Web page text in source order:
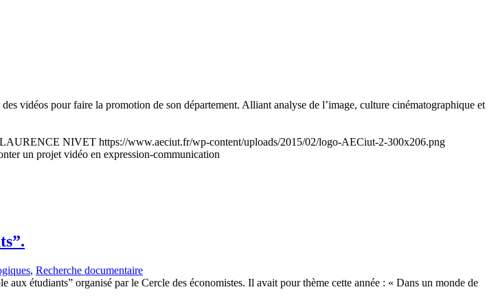
vidéos pour faire la promotion de son département. Alliant analyse de l’image, culture cinématographique et
LAURENCE NIVET https://www.aeciut.fr/wp-content/uploads/2015/02/logo-AECiut-2-300x206.png
un projet vidéo en expression-communication
, Recherche documentaire
étudiants” organisé par le Cercle des économistes. Il avait pour thème cette année : « Dans un monde de